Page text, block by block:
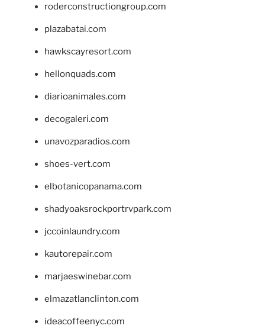
roderconstructiongroup.com
plazabatai.com
hawkscayresort.com
hellonquads.com
diarioanimales.com
decogaleri.com
unavozparadios.com
shoes-vert.com
elbotanicopanama.com
shadyoaksrockportrvpark.com
jccoinlaundry.com
kautorepair.com
marjaeswinebar.com
elmazatlanclinton.com
ideacoffeenyc.com